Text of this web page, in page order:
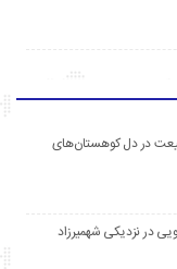
در دل کوهستان‌های
در نزدیکی شهمیرزاد